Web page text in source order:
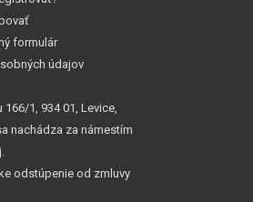
formulár
údajov
166/1, 934 01, Levice,
nachádza za námestím
odstúpenie od zmluvy